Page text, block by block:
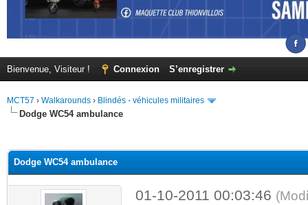
Bienvenue, Visiteur ! Connexion S’enregistrer
MCT57 › Walkarounds › Blindés - véhicules militaires
Dodge WC54 ambulance
Dodge WC54 ambulance
01-10-2011 00:03:46